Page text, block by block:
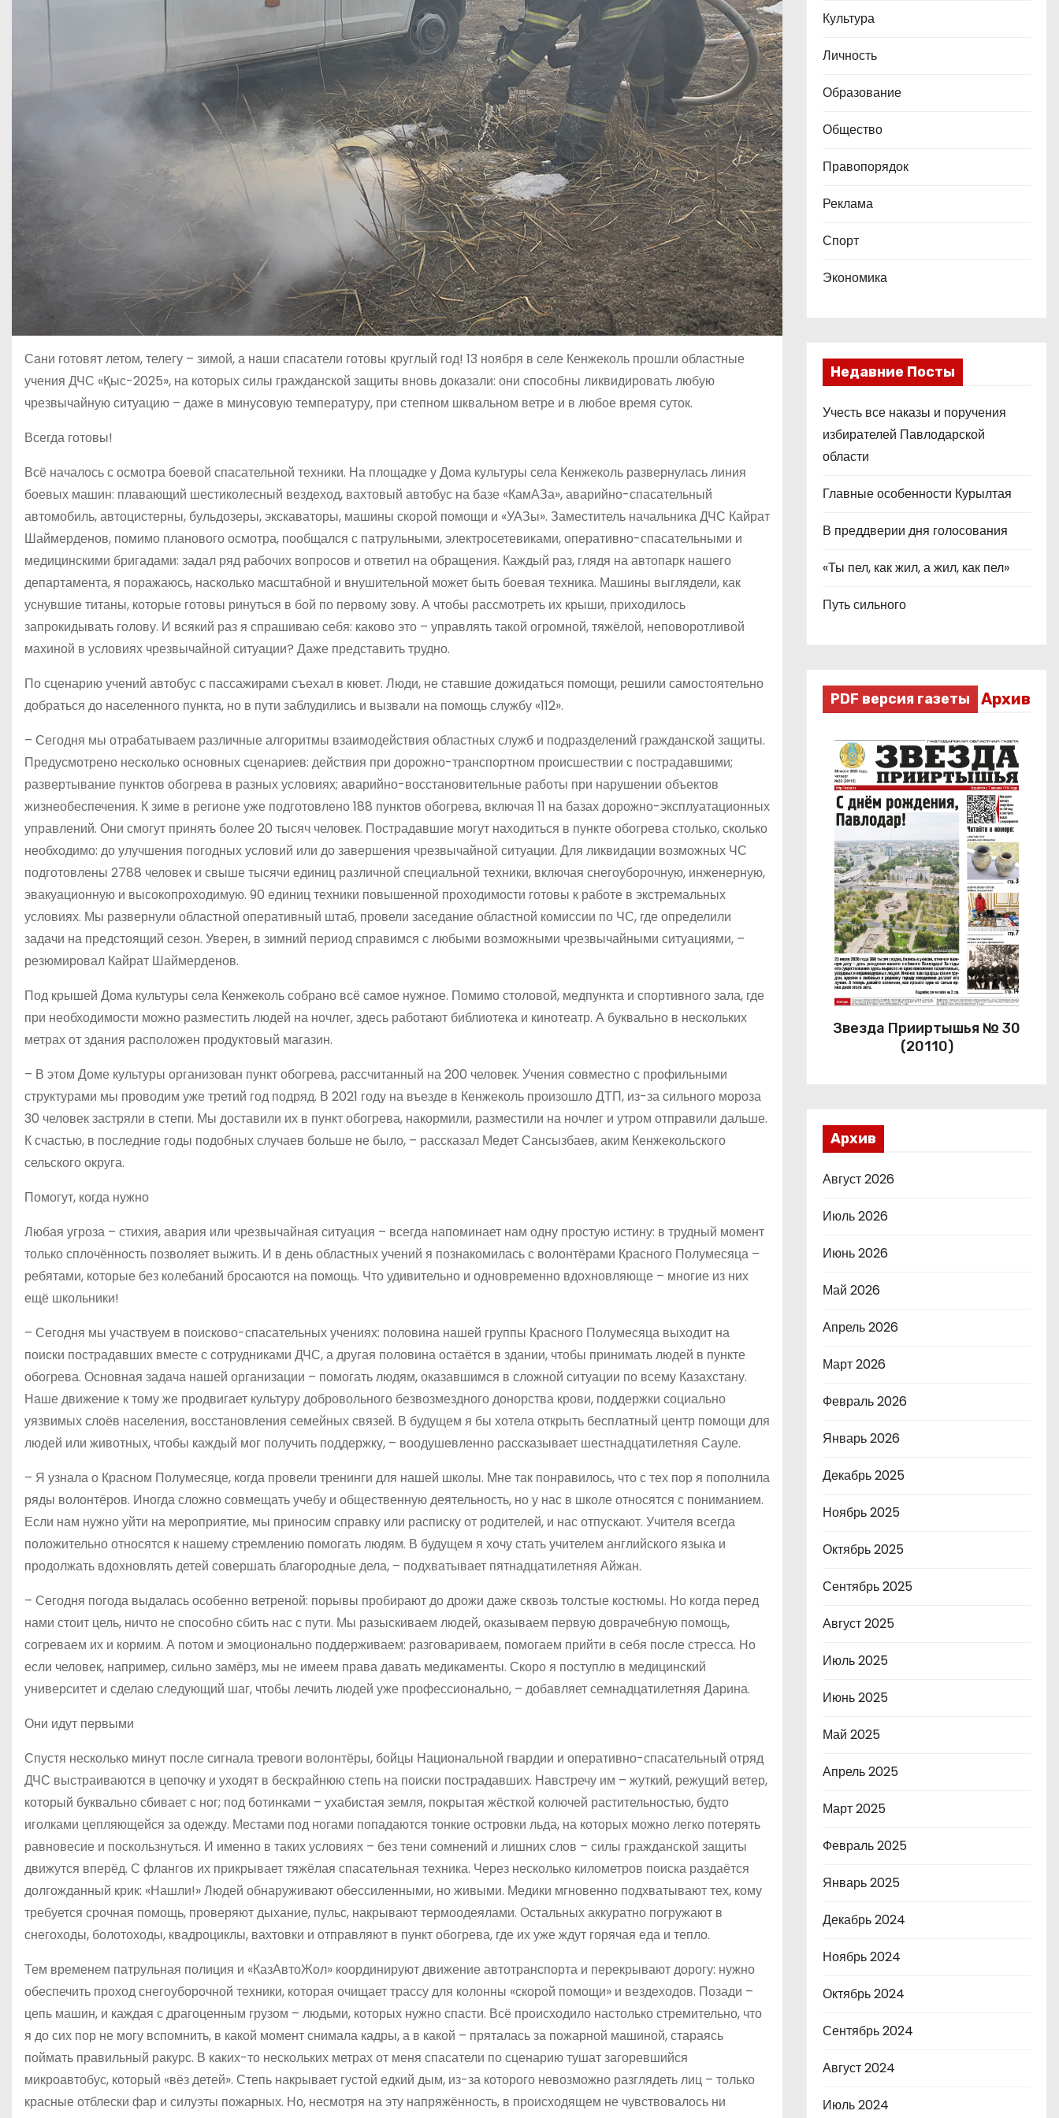
Сани готовят летом, телегу – зимой, а наши спасатели готовы круглый год! 13 ноября в селе Кенжеколь прошли областные
учения ДЧС «Қыс-2025», на которых силы гражданской защиты вновь доказали: они способны ликвидировать любую
чрезвычайную ситуацию – даже в минусовую температуру, при степном шквальном ветре и в любое время суток.
Всегда готовы!
Всё началось с осмотра боевой спасательной техники. На площадке у Дома культуры села Кенжеколь развернулась линия
боевых машин: плавающий шестиколесный вездеход, вахтовый автобус на базе «КамАЗа», аварийно-спасательный
автомобиль, автоцистерны, бульдозеры, экскаваторы, машины скорой помощи и «УАЗы». Заместитель начальника ДЧС Кайрат
Шаймерденов, помимо планового осмотра, пообщался с патрульными, электросетевиками, оперативно-спасательными и
медицинскими бригадами: задал ряд рабочих вопросов и ответил на обращения. Каждый раз, глядя на автопарк нашего
департамента, я поражаюсь, насколько масштабной и внушительной может быть боевая техника. Машины выглядели, как
уснувшие титаны, которые готовы ринуться в бой по первому зову. А чтобы рассмотреть их крыши, приходилось
запрокидывать голову. И всякий раз я спрашиваю себя: каково это – управлять такой огромной, тяжёлой, неповоротливой
махиной в условиях чрезвычайной ситуации? Даже представить трудно.
По сценарию учений автобус с пассажирами съехал в кювет. Люди, не ставшие дожидаться помощи, решили самостоятельно
добраться до населенного пункта, но в пути заблудились и вызвали на помощь службу «112».
– Сегодня мы отрабатываем различные алгоритмы взаимодействия областных служб и подразделений гражданской защиты.
Предусмотрено несколько основных сценариев: действия при дорожно-транспортном происшествии с пострадавшими;
развертывание пунктов обогрева в разных условиях; аварийно-восстановительные работы при нарушении объектов
жизнеобеспечения. К зиме в регионе уже подготовлено 188 пунктов обогрева, включая 11 на базах дорожно-эксплуатационных
управлений. Они смогут принять более 20 тысяч человек. Пострадавшие могут находиться в пункте обогрева столько, сколько
необходимо: до улучшения погодных условий или до завершения чрезвычайной ситуации. Для ликвидации возможных ЧС
подготовлены 2788 человек и свыше тысячи единиц различной специальной техники, включая снегоуборочную, инженерную,
эвакуационную и высокопроходимую. 90 единиц техники повышенной проходимости готовы к работе в экстремальных
условиях. Мы развернули областной оперативный штаб, провели заседание областной комиссии по ЧС, где определили
задачи на предстоящий сезон. Уверен, в зимний период справимся с любыми возможными чрезвычайными ситуациями, –
резюмировал Кайрат Шаймерденов.
Под крышей Дома культуры села Кенжеколь собрано всё самое нужное. Помимо столовой, медпункта и спортивного зала, где
при необходимости можно разместить людей на ночлег, здесь работают библиотека и кинотеатр. А буквально в нескольких
метрах от здания расположен продуктовый магазин.
– В этом Доме культуры организован пункт обогрева, рассчитанный на 200 человек. Учения совместно с профильными
структурами мы проводим уже третий год подряд. В 2021 году на въезде в Кенжеколь произошло ДТП, из-за сильного мороза
30 человек застряли в степи. Мы доставили их в пункт обогрева, накормили, разместили на ночлег и утром отправили дальше.
К счастью, в последние годы подобных случаев больше не было, – рассказал Медет Сансызбаев, аким Кенжекольского
сельского округа.
Помогут, когда нужно
Любая угроза – стихия, авария или чрезвычайная ситуация – всегда напоминает нам одну простую истину: в трудный момент
только сплочённость позволяет выжить. И в день областных учений я познакомилась с волонтёрами Красного Полумесяца –
ребятами, которые без колебаний бросаются на помощь. Что удивительно и одновременно вдохновляюще – многие из них
ещё школьники!
– Сегодня мы участвуем в поисково-спасательных учениях: половина нашей группы Красного Полумесяца выходит на
поиски пострадавших вместе с сотрудниками ДЧС, а другая половина остаётся в здании, чтобы принимать людей в пункте
обогрева. Основная задача нашей организации – помогать людям, оказавшимся в сложной ситуации по всему Казахстану.
Наше движение к тому же продвигает культуру добровольного безвозмездного донорства крови, поддержки социально
уязвимых слоёв населения, восстановления семейных связей. В будущем я бы хотела открыть бесплатный центр помощи для
людей или животных, чтобы каждый мог получить поддержку, – воодушевленно рассказывает шестнадцатилетняя Сауле.
– Я узнала о Красном Полумесяце, когда провели тренинги для нашей школы. Мне так понравилось, что с тех пор я пополнила
ряды волонтёров. Иногда сложно совмещать учебу и общественную деятельность, но у нас в школе относятся с пониманием.
Если нам нужно уйти на мероприятие, мы приносим справку или расписку от родителей, и нас отпускают. Учителя всегда
положительно относятся к нашему стремлению помогать людям. В будущем я хочу стать учителем английского языка и
продолжать вдохновлять детей совершать благородные дела, – подхватывает пятнадцатилетняя Айжан.
– Сегодня погода выдалась особенно ветреной: порывы пробирают до дрожи даже сквозь толстые костюмы. Но когда перед
нами стоит цель, ничто не способно сбить нас с пути. Мы разыскиваем людей, оказываем первую доврачебную помощь,
согреваем их и кормим. А потом и эмоционально поддерживаем: разговариваем, помогаем прийти в себя после стресса. Но
если человек, например, сильно замёрз, мы не имеем права давать медикаменты. Скоро я поступлю в медицинский
университет и сделаю следующий шаг, чтобы лечить людей уже профессионально, – добавляет семнадцатилетняя Дарина.
Они идут первыми
Спустя несколько минут после сигнала тревоги волонтёры, бойцы Национальной гвардии и оперативно-спасательный отряд
ДЧС выстраиваются в цепочку и уходят в бескрайнюю степь на поиски пострадавших. Навстречу им – жуткий, режущий ветер,
который буквально сбивает с ног; под ботинками – ухабистая земля, покрытая жёсткой колючей растительностью, будто
иголками цепляющейся за одежду. Местами под ногами попадаются тонкие островки льда, на которых можно легко потерять
равновесие и поскользнуться. И именно в таких условиях – без тени сомнений и лишних слов – силы гражданской защиты
движутся вперёд. С флангов их прикрывает тяжёлая спасательная техника. Через несколько километров поиска раздаётся
долгожданный крик: «Нашли!» Людей обнаруживают обессиленными, но живыми. Медики мгновенно подхватывают тех, кому
требуется срочная помощь, проверяют дыхание, пульс, накрывают термоодеялами. Остальных аккуратно погружают в
снегоходы, болотоходы, квадроциклы, вахтовки и отправляют в пункт обогрева, где их уже ждут горячая еда и тепло.
Тем временем патрульная полиция и «КазАвтоЖол» координируют движение автотранспорта и перекрывают дорогу: нужно
обеспечить проход снегоуборочной техники, которая очищает трассу для колонны «скорой помощи» и вездеходов. Позади –
цепь машин, и каждая с драгоценным грузом – людьми, которых нужно спасти. Всё происходило настолько стремительно, что
я до сих пор не могу вспомнить, в какой момент снимала кадры, а в какой – пряталась за пожарной машиной, стараясь
поймать правильный ракурс. В каких-то нескольких метрах от меня спасатели по сценарию тушат загоревшийся
микроавтобус, который «вёз детей». Степь накрывает густой едкий дым, из-за которого невозможно разглядеть лиц – только
красные отблески фар и силуэты пожарных. Но, несмотря на эту напряжённость, в происходящем не чувствовалось ни
Культура
Личность
Образование
Общество
Правопорядок
Реклама
Спорт
Экономика
Недавние Посты
Учесть все наказы и поручения
избирателей Павлодарской
области
Главные особенности Курылтая
В преддверии дня голосования
«Ты пел, как жил, а жил, как пел»
Путь сильного
PDF версия газеты Архив
Звезда Прииртышья № 30
(20110)
Архив
Август 2026
Июль 2026
Июнь 2026
Май 2026
Апрель 2026
Март 2026
Февраль 2026
Январь 2026
Декабрь 2025
Ноябрь 2025
Октябрь 2025
Сентябрь 2025
Август 2025
Июль 2025
Июнь 2025
Май 2025
Апрель 2025
Март 2025
Февраль 2025
Январь 2025
Декабрь 2024
Ноябрь 2024
Октябрь 2024
Сентябрь 2024
Август 2024
Июль 2024